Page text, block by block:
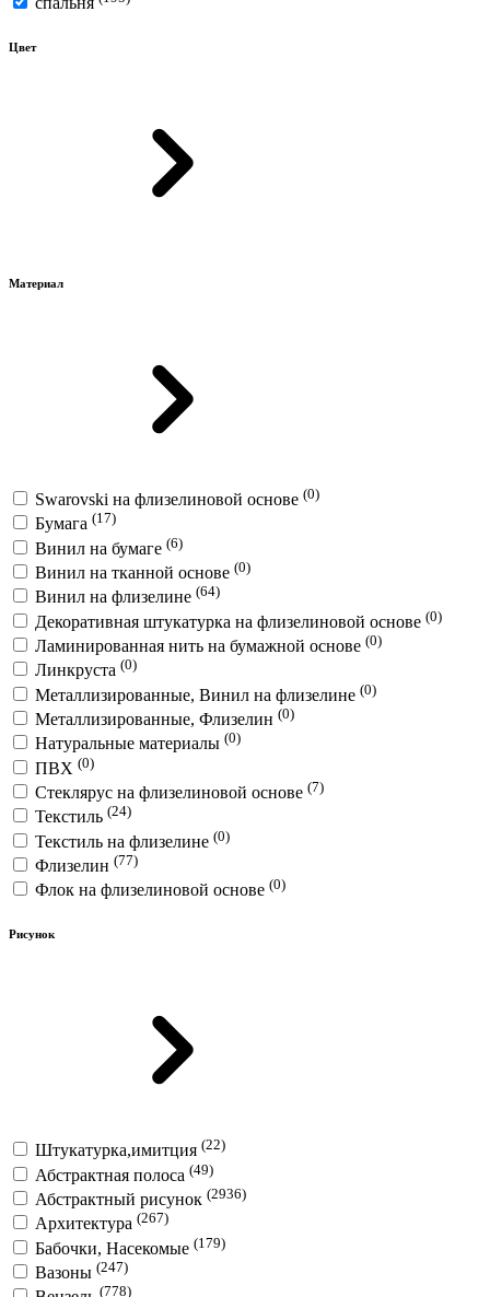
Цвет
Материал
Swarovski на флизелиновой основе (0)
Бумага (17)
Винил на бумаге (6)
Винил на тканной основе (0)
Винил на флизелине (64)
Декоративная штукатурка на флизелиновой основе (0)
Ламинированная нить на бумажной основе (0)
Линкруста (0)
Металлизированные, Винил на флизелине (0)
Металлизированные, Флизелин (0)
Натуральные материалы (0)
ПВХ (0)
Стеклярус на флизелиновой основе (7)
Текстиль (24)
Текстиль на флизелине (0)
Флизелин (77)
Флок на флизелиновой основе (0)
Рисунок
Штукатурка,имитция (22)
Абстрактная полоса (49)
Абстрактный рисунок (2936)
Архитектура (267)
Бабочки, Насекомые (179)
Вазоны (247)
(778)